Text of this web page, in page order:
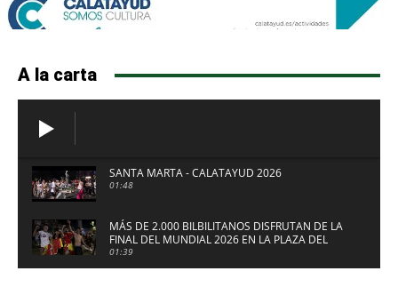
A la carta
SANTA MARTA - CALATAYUD 2026
01:48
MÁS DE 2.000 BILBILITANOS DISFRUTAN DE LA
FINAL DEL MUNDIAL 2026 EN LA PLAZA DEL
FUERTE DE CALATAYUD
01:39